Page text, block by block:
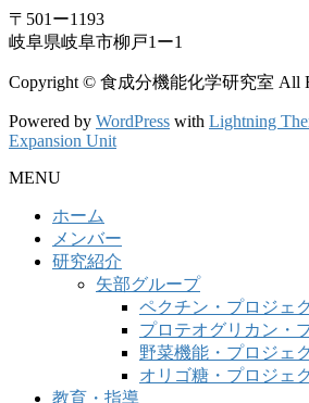
〒501ー1193
岐阜県岐阜市柳戸1ー1
Copyright © 食成分機能化学研究室 All
Powered by WordPress with Lightning
Expansion Unit
MENU
ホーム
メンバー
研究紹介
矢部グループ
ペクチン・プロジェ
プロテオグリカン・
野菜機能・プロジェ
オリゴ糖・プロジェ
教育・指導